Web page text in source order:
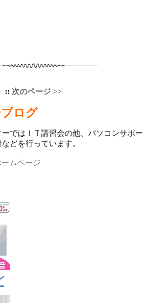
:: 次のページ >>
ログ
ではＩＴ講習会の他、パソコンサポー
どを行っています。
ムページ